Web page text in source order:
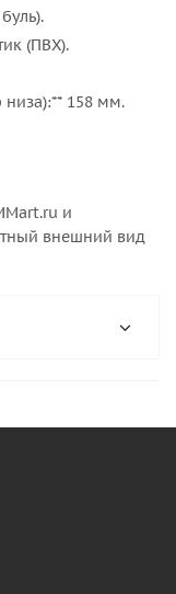
(ПВХ).
158 мм.
и
внешний вид